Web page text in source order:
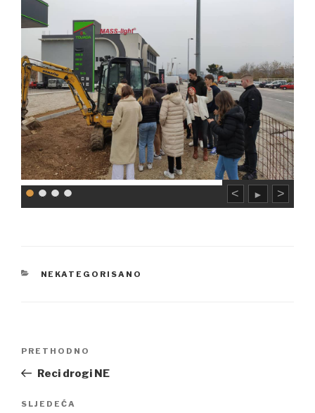
< ► >
CATEGORIES
NEKATEGORISANO
Previous
Post
PRETHODNO
Reci drogi NE
Next
SLJEDEĆA